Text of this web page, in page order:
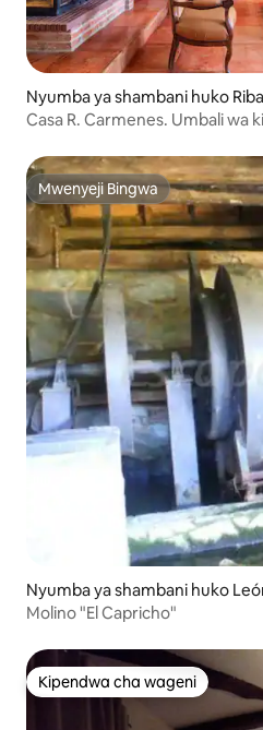
Nyumba ya shambani huko
Casa R. Carmenes. Umbali wa
Mwenyeji Bingwa
Mwenyeji Bingwa
Nyumba ya shambani huko
Molino "El Capricho"
Kipendwa cha wageni
Kipendwa cha wageni